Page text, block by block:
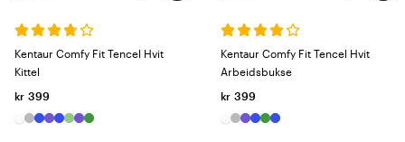
Kentaur Comfy Fit Tencel Hvit
Kittel
kr 399
Kentaur Comfy Fit Tencel Hvit
Arbeidsbukse
kr 399